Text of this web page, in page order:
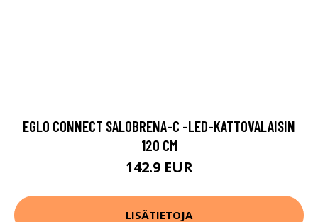
EGLO CONNECT SALOBRENA-C -LED-KATTOVALAISIN
120 CM
142.9 EUR
LISÄTIETOJA